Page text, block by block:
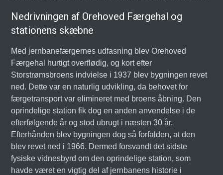
Nedrivningen af Orehoved Færgehal og
stationens skæbne
Med jernbanefærgernes udfasning blev Orehoved
Færgehal hurtigt overflødig, og kort efter
Storstrømsbroens indvielse i 1937 blev bygningen revet
ned. Dette var en naturlig udvikling, da behovet for
færgetransport var elimineret med broens åbning. Den
oprindelige station fik dog en anden anvendelse i de
efterfølgende år og stod ubrugt i næsten 30 år.
Efterhånden blev bygningen dog så forfalden, at den
blev revet ned i 1966. Dermed forsvandt det sidste
fysiske vidnesbyrd om den oprindelige station, som
havde været en vigtig del af jernbanens historie i